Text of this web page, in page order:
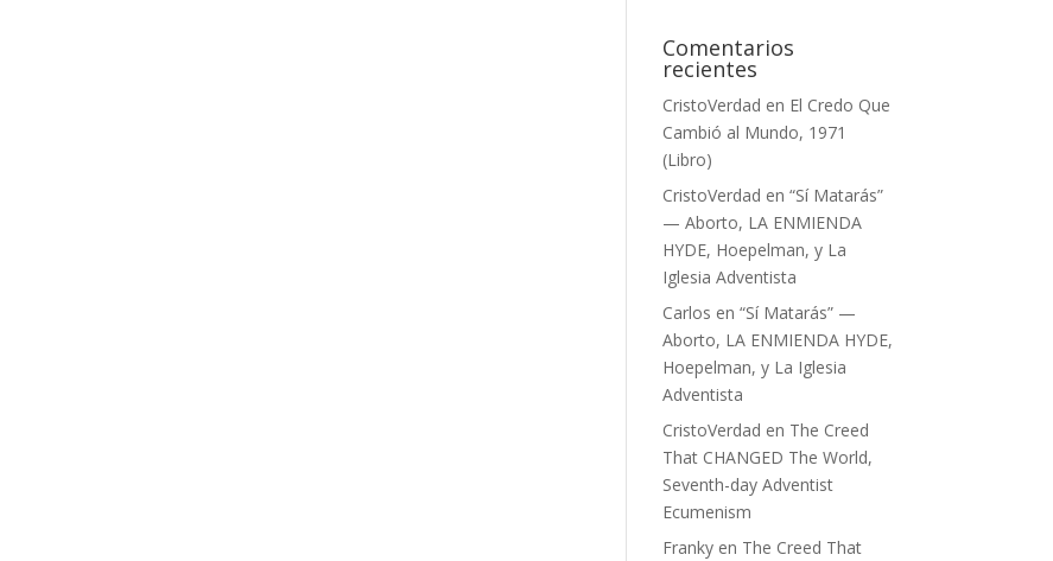
Comentarios
recientes
CristoVerdad en El Credo Que
Cambió al Mundo, 1971
(Libro)
CristoVerdad en“Sí Matarás”
— Aborto, LA ENMIENDA
HYDE, Hoepelman, y La
Iglesia Adventista
Carlos en“Sí Matarás” —
Aborto, LA ENMIENDA HYDE,
Hoepelman, y La Iglesia
Adventista
CristoVerdad en The Creed
That CHANGED The World,
Seventh-day Adventist
Ecumenism
Franky en The Creed That